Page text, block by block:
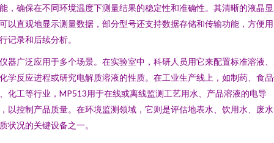
，确保在不同环境温度下测量结果的稳定性和准确性。其清晰的液晶
以直观地显示测量数据，部分型号还支持数据存储和传输功能，方便
记录和后续分析。
器广泛应用于多个场景。在实验室中，科研人员用它来配置标准溶液
学反应进程或研究电解质溶液的性质。在工业生产线上，如制药、食
化工等行业，MP513用于在线或离线监测工艺用水、产品溶液的电导
以控制产品质量。在环境监测领域，它则是评估地表水、饮用水、废
状况的关键设备之一。